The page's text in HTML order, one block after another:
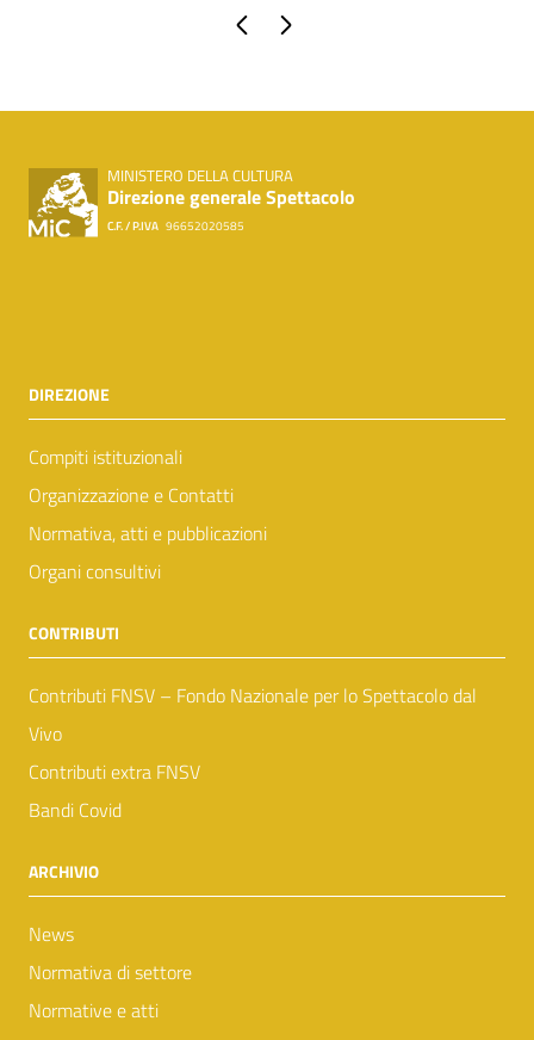
Pagina precedente
MINISTERO DELLA CULTURA
Direzione generale Spettacolo
C.F. / P.IVA 96652020585
DIREZIONE
Compiti istituzionali
Organizzazione e Contatti
Normativa, atti e pubblicazioni
Organi consultivi
CONTRIBUTI
Contributi FNSV – Fondo Nazionale per lo Spettacolo dal
Vivo
Contributi extra FNSV
Bandi Covid
ARCHIVIO
News
Normativa di settore
Normative e atti